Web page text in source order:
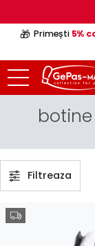
🎁 Primești 5%
Filtreaza